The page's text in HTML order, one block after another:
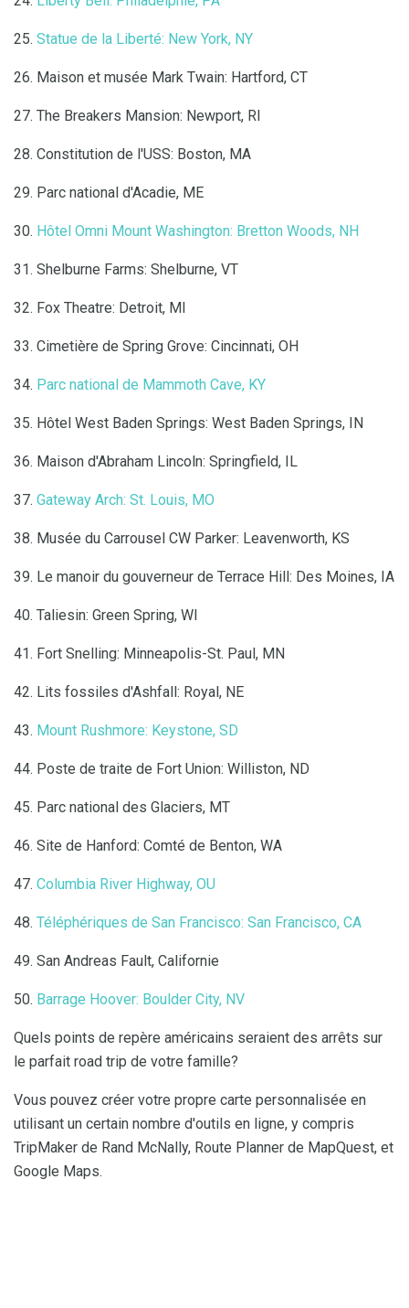
25. Statue de la Liberté: New York, NY
26. Maison et musée Mark Twain: Hartford, CT
27. The Breakers Mansion: Newport, RI
28. Constitution de l'USS: Boston, MA
29. Parc national d'Acadie, ME
30. Hôtel Omni Mount Washington: Bretton Woods, NH
31. Shelburne Farms: Shelburne, VT
32. Fox Theatre: Detroit, MI
33. Cimetière de Spring Grove: Cincinnati, OH
34. Parc national de Mammoth Cave, KY
35. Hôtel West Baden Springs: West Baden Springs, IN
36. Maison d'Abraham Lincoln: Springfield, IL
37. Gateway Arch: St. Louis, MO
38. Musée du Carrousel CW Parker: Leavenworth, KS
39. Le manoir du gouverneur de Terrace Hill: Des Moines, IA
40. Taliesin: Green Spring, WI
41. Fort Snelling: Minneapolis-St. Paul, MN
42. Lits fossiles d'Ashfall: Royal, NE
43. Mount Rushmore: Keystone, SD
44. Poste de traite de Fort Union: Williston, ND
45. Parc national des Glaciers, MT
46. ​​Site de Hanford: Comté de Benton, WA
47. Columbia River Highway, OU
48. Téléphériques de San Francisco: San Francisco, CA
49. San Andreas Fault, Californie
50. Barrage Hoover: Boulder City, NV
Quels points de repère américains seraient des arrêts sur
le parfait road trip de votre famille?
Vous pouvez créer votre propre carte personnalisée en
utilisant un certain nombre d'outils en ligne, y compris
TripMaker de Rand McNally, Route Planner de MapQuest, et
Google Maps.